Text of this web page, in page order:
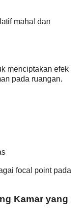
mahal dan
menciptakan efek
pada ruangan.
focal point pada
Kamar yang